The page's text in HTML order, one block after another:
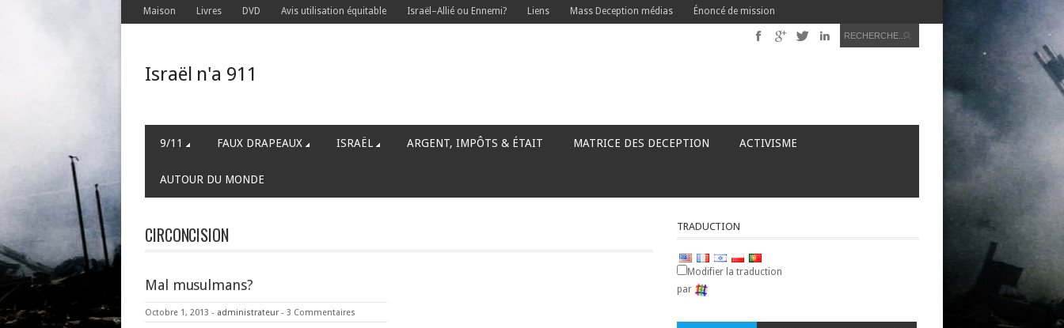
Maison Livres DVD Avis utilisation équitable Israël–Allié ou Ennemi? Liens Mass Deception médias Énoncé de mission
Israël n'a 911
9/11 FAUX DRAPEAUX ISRAËL ARGENT, IMPÔTS & ÉTAIT MATRICE DES DECEPTION ACTIVISME
AUTOUR DU MONDE
CIRCONCISION
Mal musulmans?
Octobre 1, 2013 - administrateur - 3 Commentaires
TRADUCTION
Modifier la traduction
par